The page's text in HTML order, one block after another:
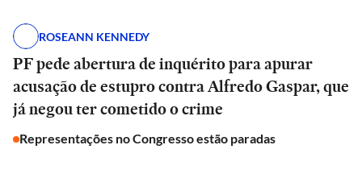
ROSEANN KENNEDY
PF pede abertura de inquérito para apurar
acusação de estupro contra Alfredo Gaspar, que
já negou ter cometido o crime
Representações no Congresso estão paradas